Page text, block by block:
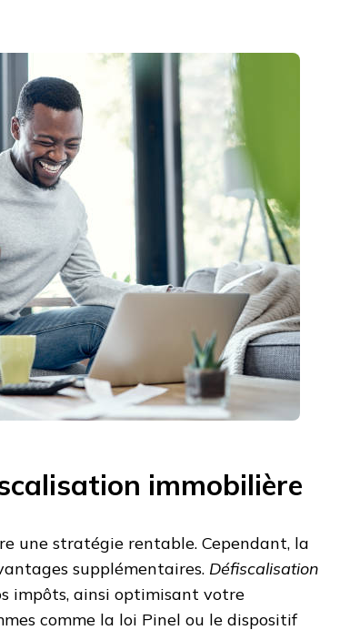
immobilière
une stratégie rentable. Cependant, la
supplémentaires. Défiscalisation
impôts, ainsi optimisant votre
comme la loi Pinel ou le dispositif